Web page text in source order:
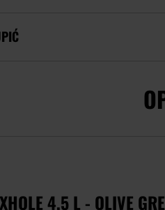
4,5 L - OLIVE